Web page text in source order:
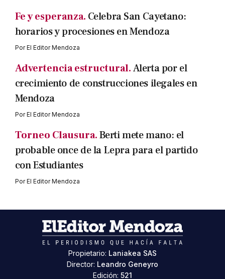
Fe y esperanza. Celebra San Cayetano:
horarios y procesiones en Mendoza
PorEl Editor Mendoza
Advertencia estructural.Alerta por el
crecimiento de construcciones ilegales en
Mendoza
PorEl Editor Mendoza
Torneo Clausura.Berti mete mano: el
probable once de la Lepra para el partido
con Estudiantes
PorEl Editor Mendoza
Propietario: Laniakea SAS
Director: Leandro Geneyro
Edición: 521